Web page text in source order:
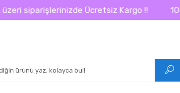
siparişlerinizde Ücretsiz Kargo !!